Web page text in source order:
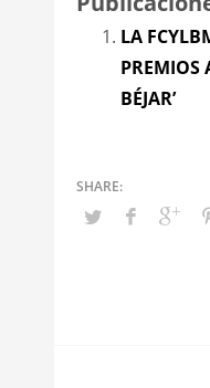
LA
PREMIOS
BÉJAR’